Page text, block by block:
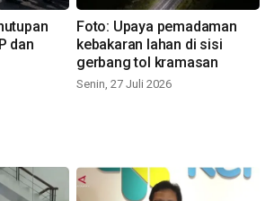
dan
Foto: Upaya pemadaman
kebakaran lahan di sisi
gerbang tol kramasan
Senin, 27 Juli 2026